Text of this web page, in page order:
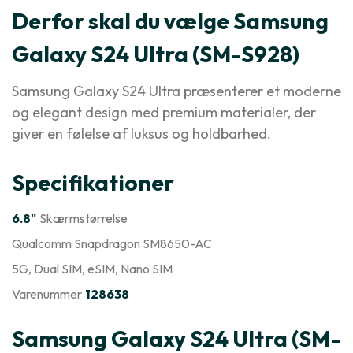
Derfor skal du vælge Samsung
Galaxy S24 Ultra (SM-S928)
Samsung Galaxy S24 Ultra præsenterer et moderne
og elegant design med premium materialer, der
giver en følelse af luksus og holdbarhed.
Specifikationer
6.8" Skærmstørrelse
Qualcomm Snapdragon SM8650-AC
5G, Dual SIM, eSIM, Nano SIM
Varenummer 128638
Samsung Galaxy S24 Ultra (SM-